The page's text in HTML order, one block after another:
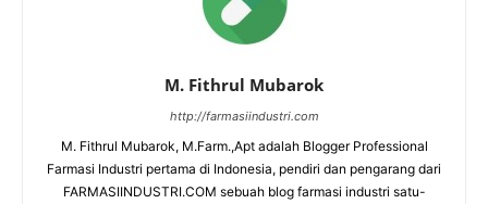
M. Fithrul Mubarok
http://farmasiindustri.com
M. Fithrul Mubarok, M.Farm.,Apt adalah Blogger Professional
Farmasi Industri pertama di Indonesia, pendiri dan pengarang dari
FARMASIINDUSTRI.COM sebuah blog farmasi industri satu-